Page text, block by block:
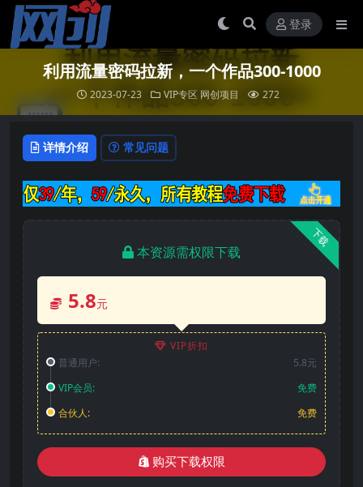
登录
利用流量密码拉新，一个作品300-1000
2023-07-23 VIP专区 网创项目 272
详情介绍 常见问题
下载
本资源需权限下载
5.8元
VIP折扣
普通用户:
5.8元
VIP会员:
免费
合伙人:
免费
购买下载权限